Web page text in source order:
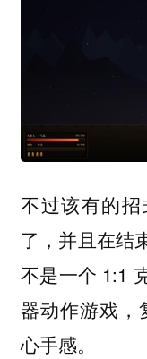
不过该有的
了，并且在结
不是一个 1:1
器动作游戏，
心手感。